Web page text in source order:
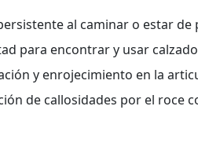
al caminar o estar de
para encontrar y usar
y enrojecimiento en la
de callosidades por el roce